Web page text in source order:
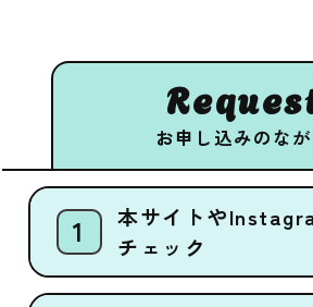
お申し込みのな
本サイトや
チェック